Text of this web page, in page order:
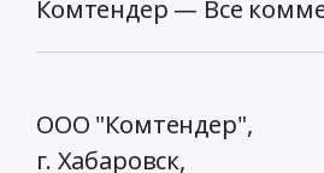
Комтендер — Все
ООО "Комтендер",
г. Хабаровск,